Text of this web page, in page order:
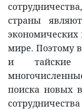
страны
экономических
мире. Поэтому
и тайские
поиска новых